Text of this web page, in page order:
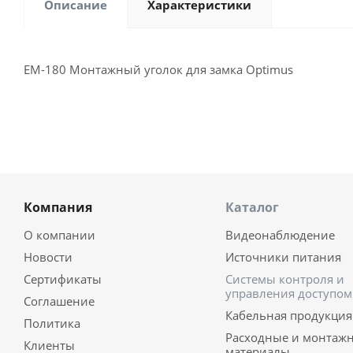
Описание Характеристики
EM-180 Монтажный уголок для замка Optimus
Компания
О компании
Новости
Сертификаты
Соглашение
Политика
Клиенты
Каталог
Видеонаблюдение
Источники питания
Системы контроля и
управления доступом
Кабельная продукция
Расходные и